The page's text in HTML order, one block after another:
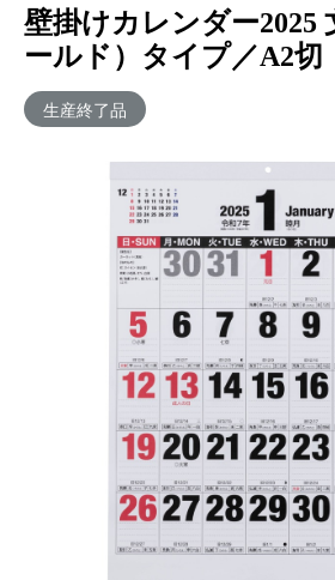
壁掛けカレンダー2025
ールド）タイプ／A2切
生産終了品
大きな文字で見やすく情報量も
メーカー希望小売価格：
+ 税
生産終了品